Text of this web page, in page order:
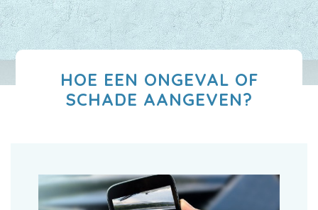
HOE EEN ONGEVAL OF
SCHADE AANGEVEN?